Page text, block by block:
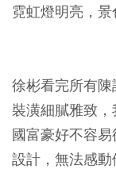
霓虹燈明亮，景
徐彬看完所有
裝潢細膩雅致
國富豪好不容
設計，無法感動